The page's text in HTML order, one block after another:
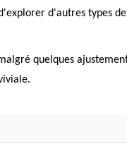
d'autres types
quelques